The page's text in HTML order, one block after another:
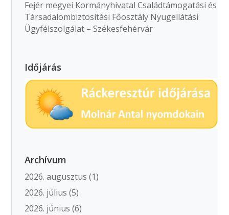
Fejér megyei Kormányhivatal Családtámogatási és
Társadalombiztosítási Főosztály Nyugellátási
Ügyfélszolgálat – Székesfehérvár
Időjárás
Archívum
2026. augusztus (1)
2026. július (5)
2026. június (6)